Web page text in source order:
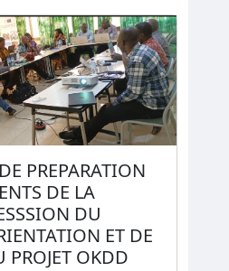
PREPARATION
DE LA
DU
ET DE
PROJET OKDD